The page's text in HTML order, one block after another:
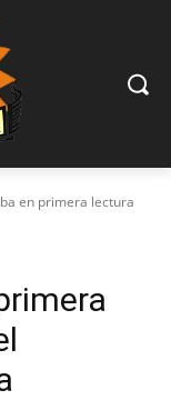
en primera lectura